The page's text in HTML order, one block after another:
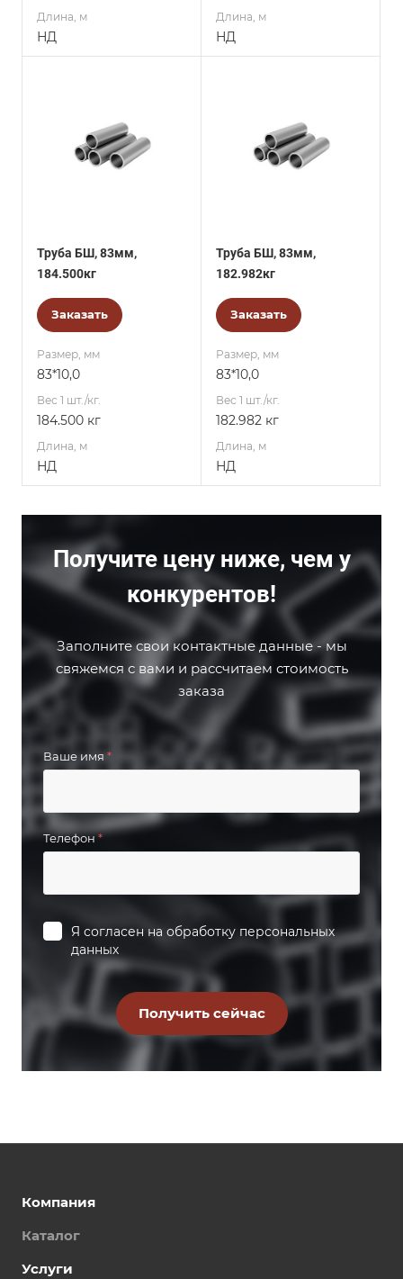
Длина, м
НД
Длина, м
НД
Труба БШ, 83мм,
184.500кг
Заказать
Размер, мм
83*10,0
Вес 1 шт./кг.
184.500 кг
Длина, м
НД
Труба БШ, 83мм,
182.982кг
Заказать
Размер, мм
83*10,0
Вес 1 шт./кг.
182.982 кг
Длина, м
НД
Получите цену ниже, чем у
конкурентов!
Заполните свои контактные данные - мы
свяжемся с вами и рассчитаем стоимость
заказа
Ваше имя *
Телефон*
Я согласен на обработку персональных
данных
Компания
Каталог
Услуги